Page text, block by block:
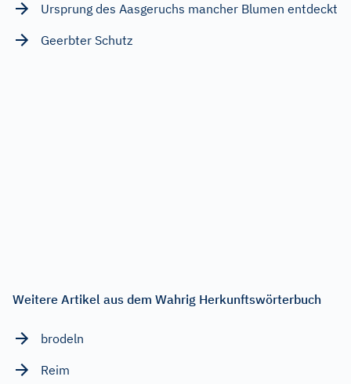
Ursprung des Aasgeruchs mancher Blumen entdeckt
Geerbter Schutz
Weitere Artikel aus dem Wahrig Herkunftswörterbuch
brodeln
Reim